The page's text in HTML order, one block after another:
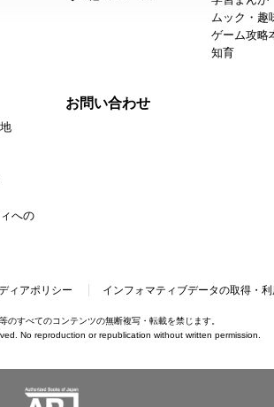
ムック・趣
ゲーム攻略
知育
への
お問い合わせ
ィアポリシー インフォマティブデータの取得・
のすべてのコンテンツの無断複写・転載を禁じます。
No reproduction or republication without written permission.